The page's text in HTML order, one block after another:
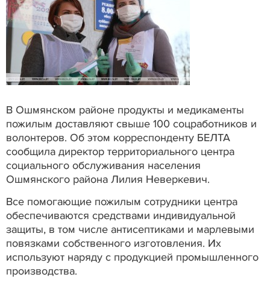
В Ошмянском районе продукты и медикаменты
пожилым доставляют свыше 100 соцработников и
волонтеров. Об этом корреспонденту БЕЛТА
сообщила директор территориального центра
социального обслуживания населения
Ошмянского района Лилия Неверкевич.
Все помогающие пожилым сотрудники центра
обеспечиваются средствами индивидуальной
защиты, в том числе антисептиками и марлевыми
повязками собственного изготовления. Их
используют наряду с продукцией промышленного
производства.